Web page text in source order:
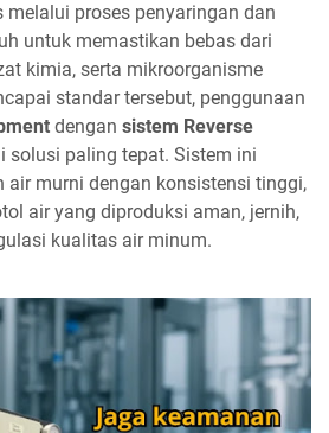
proses penyaringan dan
untuk memastikan bebas dari
kimia, serta mikroorganisme
standar tersebut, penggunaan
dengan sistem Reverse
solusi paling tepat. Sistem ini
air murni dengan konsistensi tinggi,
air yang diproduksi aman, jernih,
kualitas air minum.